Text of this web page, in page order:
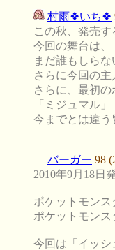
村雨❖ いち❖
この秋、発売す
今回の舞台は、
まだ誰もしらな
さらに今回の主
さらに、最初の
「ミジュマル
今までとは違う
バーガー 98
2010年9月18日
ポケットモンス
ポケットモンス
今回は「イッシ